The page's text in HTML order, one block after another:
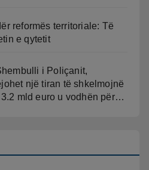
reformës territoriale: Të
e qytetit
i Poliçanit,
një tiran të shkelmojnë
mld euro u vodhën për…